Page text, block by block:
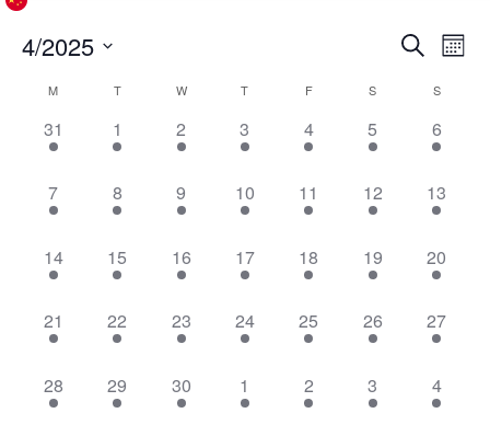
and
Search
4/2025
date.
Calendar
of
Events
M T W T F S S
3 events,
31 5 events,
1 4 events,
2 4 events,
3 5 events,
4 4 events,
5 4
6
4 events,
7 4 events,
8 4 events,
9 4 events,
10 6 events,
11 3 events,
12 3
13
4 events,
14 4 events,
15 4 events,
16 4 events,
17 4 events,
18 3 events,
19 3
20
5 events,
21 5 events,
22 5 events,
23 4 events,
24 5 events,
25 3 events,
26 2
27
5 events,
28 4 events,
29 4 events,
30 4 events,
1 4 events,
2 2 events,
3 2
4